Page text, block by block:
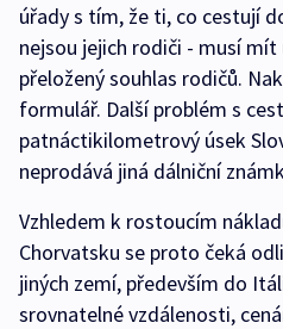
úřady s tím, že ti, co cestují
nejsou jejich rodiči - musí
přeložený souhlas rodičů.
formulář. Další problém s
patnáctikilometrový úsek
neprodává jiná dálniční
Vzhledem k rostoucím
Chorvatsku se proto čeká
jiných zemí, především do
srovnatelné vzdálenosti,